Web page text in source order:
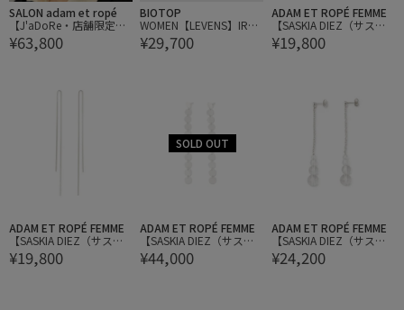
SALON adam et ropé
【J'aDoRe・店舗限定】
【MALUS /マリュス】Dia
mond bar earrings
¥63,800
BIOTOP
WOMEN【LEVENS】IRRE
GULAR CASCADA EARRI
¥29,700
ADAM ET ROPÉ FEMME
【SASKIA DIEZ（サスキ
ア ディッツ）】FRING MI
XED EARRINGS LOOP
¥19,800
ADAM ET ROPÉ FEMME
【SASKIA DIEZ（サスキ
ア ディッツ）】FINE EAR
RINGS FRINGE CUBIC NO
¥19,800
ADAM ET ROPÉ FEMME
【SASKIA DIEZ（サスキ
ア ディッツ）】PAILLET
TES EARRINGS MULTI LO
¥44,000
ADAM ET ROPÉ FEMME
【SASKIA DIEZ（サスキ
ア ディッツ）】J DROP
CRYSTAL EARRINGS SHO
¥24,200